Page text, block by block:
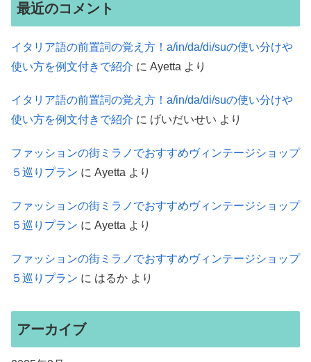
最近のコメント
イタリア語の前置詞の覚え方！a/in/da/di/suの使い分けや
使い方を例文付きで紹介 に Ayetta より
イタリア語の前置詞の覚え方！a/in/da/di/suの使い分けや
使い方を例文付きで紹介 に げいだいせい より
ファッションの街ミラノでおすすめヴィンテージショップ
５巡りプラン に Ayetta より
ファッションの街ミラノでおすすめヴィンテージショップ
５巡りプラン に Ayetta より
ファッションの街ミラノでおすすめヴィンテージショップ
５巡りプラン に はるか より
アーカイブ